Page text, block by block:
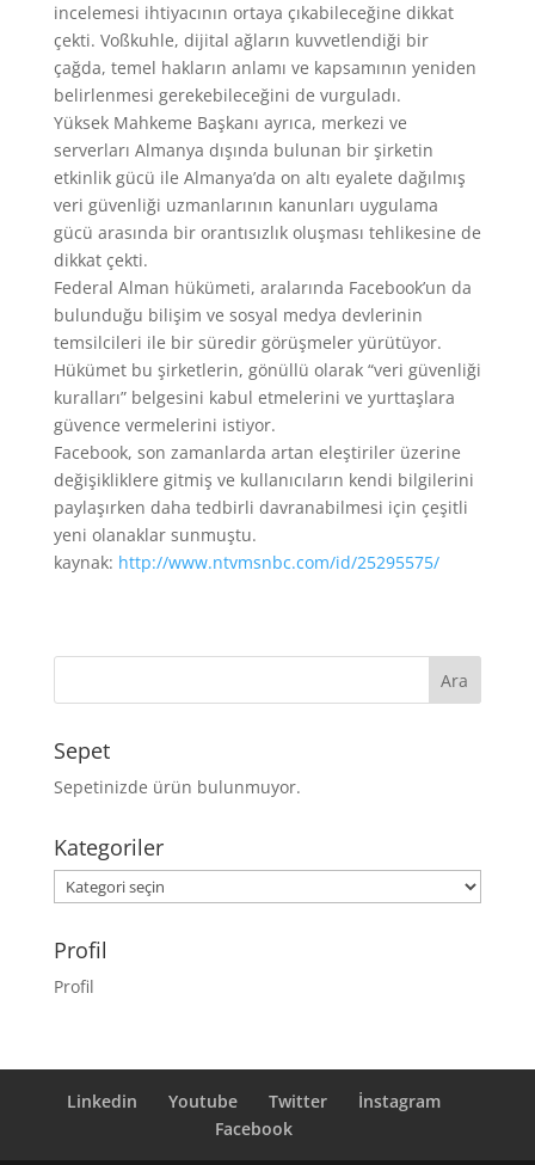
incelemesi ihtiyacının ortaya çıkabileceğine dikkat
çekti. Voßkuhle, dijital ağların kuvvetlendiği bir
çağda, temel hakların anlamı ve kapsamının yeniden
belirlenmesi gerekebileceğini de vurguladı.
Yüksek Mahkeme Başkanı ayrıca, merkezi ve
serverları Almanya dışında bulunan bir şirketin
etkinlik gücü ile Almanya’da on altı eyalete dağılmış
veri güvenliği uzmanlarının kanunları uygulama
gücü arasında bir orantısızlık oluşması tehlikesine de
dikkat çekti.
Federal Alman hükümeti, aralarında Facebook’un da
bulunduğu bilişim ve sosyal medya devlerinin
temsilcileri ile bir süredir görüşmeler yürütüyor.
Hükümet bu şirketlerin, gönüllü olarak “veri güvenliği
kuralları” belgesini kabul etmelerini ve yurttaşlara
güvence vermelerini istiyor.
Facebook, son zamanlarda artan eleştiriler üzerine
değişikliklere gitmiş ve kullanıcıların kendi bilgilerini
paylaşırken daha tedbirli davranabilmesi için çeşitli
yeni olanaklar sunmuştu.
kaynak: http://www.ntvmsnbc.com/id/25295575/
Sepet
Sepetinizde ürün bulunmuyor.
Kategoriler
Kategoriler
Profil
Profil
Linkedin Youtube Twitter
İnstagram
Facebook